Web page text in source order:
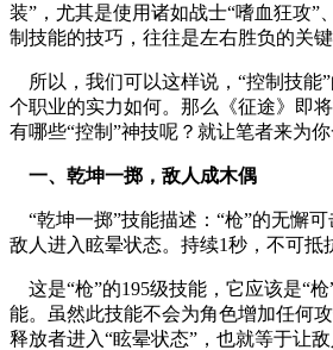
装”，尤其是使用诸如战士“嗜血狂攻”
制技能的技巧，往往是左右胜负的关键
所以，我们可以这样说，“控制技能
个职业的实力如何。那么《征途》即
有哪些“控制”神技呢？就让笔者来为你
一、乾坤一掷，敌人成木偶
“乾坤一掷”技能描述：“枪”的无懈
敌人进入眩晕状态。持续1秒，不可抵
这是“枪”的195级技能，它应该是“
能。虽然此技能不会为角色增加任何
释放者进入“眩晕状态”，也就等于让